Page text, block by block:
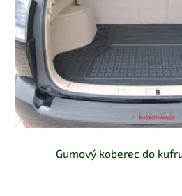
Gumový koberec do